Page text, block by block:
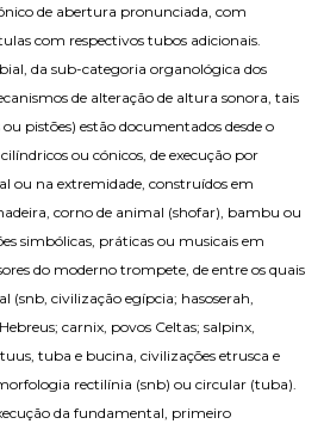
de abertura pronunciada, com
com respectivos tubos adicionais.
da sub-categoria organológica dos
de alteração de altura sonora, tais
pistões) estão documentados desde o
ou cónicos, de execução por
ou na extremidade, construídos em
corno de animal (shofar), bambu ou
simbólicas, práticas ou musicais em
do moderno trompete, de entre os quais
(snb, civilização egípcia; hasoserah,
carnix, povos Celtas; salpinx,
tuba e bucina, civilizações etrusca e
rectilínia (snb) ou circular (tuba).
da fundamental, primeiro